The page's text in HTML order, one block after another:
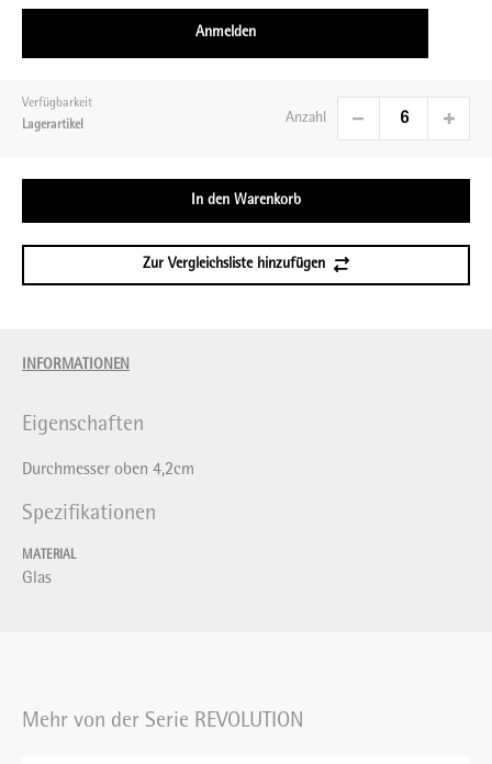
Anmelden
Verfügbarkeit
Lagerartikel
Anzahl
In den Warenkorb
Zur Vergleichsliste hinzufügen
INFORMATIONEN
Eigenschaften
Durchmesser oben 4,2cm
Spezifikationen
MATERIAL
Glas
Mehr von der Serie REVOLUTION